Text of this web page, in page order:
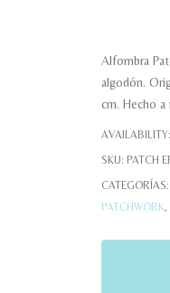
Alfombra
algodón.
cm. Hecho a
AVAILABILITY:
SKU: PATCH
CATEGORÍAS:
PATCHWORK,